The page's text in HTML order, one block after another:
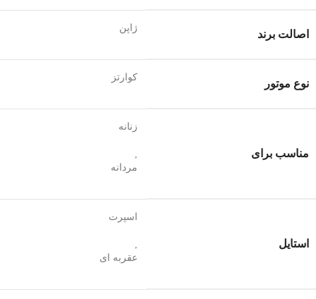
اصالت برند
ژاپن
نوع موتور
کوارتز
مناسب برای
زنانه
مردانه
استایل
اسپرت
عقربه ای